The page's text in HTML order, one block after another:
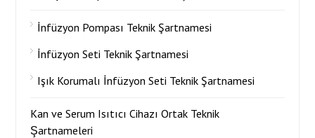
İnfüzyon Pompası Teknik Şartnamesi
İnfüzyon Seti Teknik Şartnamesi
Işık Korumalı İnfüzyon Seti Teknik Şartnamesi
Kan ve Serum Isıtıcı Cihazı Ortak Teknik
Şartnameleri